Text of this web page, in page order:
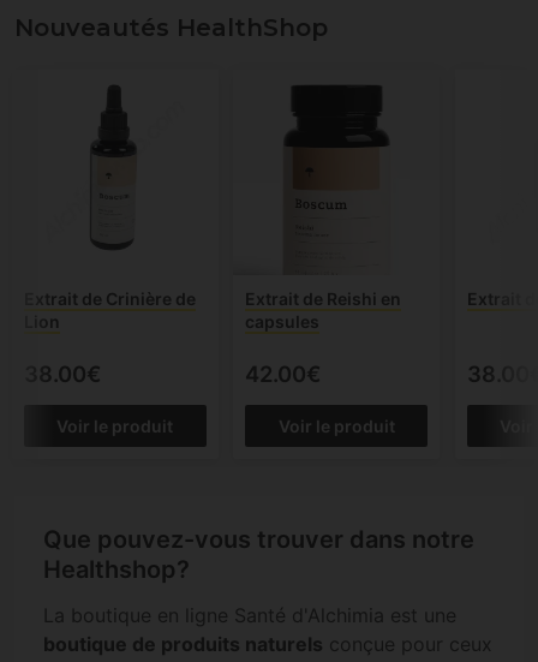
Nouveautés HealthShop
Extrait de Crinière de
Lion
38.00€
Voir le produit
Extrait de Reishi en
capsules
42.00€
Voir le produit
Extrait
Que pouvez-vous trouver dans notre
Healthshop?
La boutique en ligne Santé d'Alchimia est une
boutique de produits naturels conçue pour ceux